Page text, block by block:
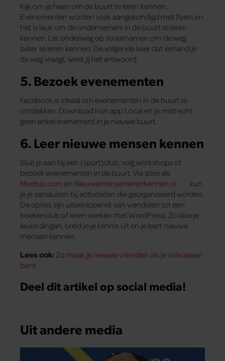
Kijk om je heen om de buurt te leren kennen.
Evenementen worden vaak aangekondigd met flyers en
het is leuk om de ondernemers in de buurt te leren
kennen. Let onderweg op straatnamen om de weg
beter te leren kennen. De volgende keer dat iemand je
de weg vraagt, weet jij het antwoord.
5. Bezoek evenementen
Facebook is ideaal om evenementen in de buurt te
ontdekken. Download hun app Local en je mist echt
geen enkel evenement in je nieuwe buurt.
6. Leer nieuwe mensen kennen
Sluit je aan bij een (sport)club, volg workshops of
bezoek evenementen in de buurt. Via sites als
Meetup.com en Nieuwemensenlerenkennen.nl
kun
je je aansluiten bij activiteiten die georganiseerd worden.
De opties zijn uiteenlopend: van wandelen tot een
boekenclub of leren werken met WordPress. Zo doe je
leuke dingen, breid je je kennis uit en je leert nieuwe
mensen kennen.
Lees ook: Zo maak je nieuwe vrienden als je volwassen
bent
Deel dit artikel op social media!
Uit andere media